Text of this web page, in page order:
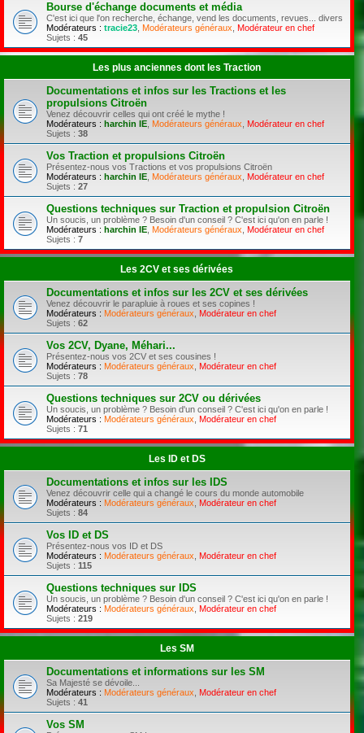
Bourse d'échange documents et média
C'est ici que l'on recherche, échange, vend les documents, revues... divers
Modérateurs : tracie23 Modérateurs généraux
Modérateur en chef
Sujets : 45
Les plus anciennes dont les Traction
Documentations et infos sur les Tractions et les
propulsions Citroën
Venez découvrir celles qui ont créé le mythe !
Modérateurs : harchin IE Modérateurs généraux
Modérateur en chef
Sujets : 38
Vos Traction et propulsions Citroën
Présentez-nous vos Tractions et vos propulsions Citroën
Modérateurs : harchin IE Modérateurs généraux
Modérateur en chef
Sujets : 27
Questions techniques sur Traction et propulsion Citroën
Un soucis, un problème ? Besoin d'un conseil ? C'est ici qu'on en parle !
Modérateurs : harchin IE Modérateurs généraux Modérateur en chef
Sujets : 7
Les 2CV et ses dérivées
Documentations et infos sur les 2CV et ses dérivées
Venez découvrir le parapluie à roues et ses copines !
Modérateurs : Modérateurs généraux
Modérateur en chef
Sujets : 62
Vos 2CV, Dyane, Méhari...
Présentez-nous vos 2CV et ses cousines !
Modérateurs : Modérateurs généraux
Modérateur en chef
Sujets : 78
Questions techniques sur 2CV ou dérivées
Un soucis, un problème ? Besoin d'un conseil ? C'est ici qu'on en parle !
Modérateurs : Modérateurs généraux
Modérateur en chef
Sujets : 71
Les ID et DS
Documentations et infos sur les IDS
Venez découvrir celle qui a changé le cours du monde automobile
Modérateurs : Modérateurs généraux
Modérateur en chef
Sujets : 84
Vos ID et DS
Présentez-nous vos ID et DS
Modérateurs : Modérateurs généraux
Modérateur en chef
Sujets : 115
Questions techniques sur IDS
Un soucis, un problème ? Besoin d'un conseil ? C'est ici qu'on en parle !
Modérateurs : Modérateurs généraux
Modérateur en chef
Sujets : 219
Les SM
Documentations et informations sur les SM
Sa Majesté se dévoile...
Modérateurs : Modérateurs généraux
Modérateur en chef
Sujets : 41
Vos SM